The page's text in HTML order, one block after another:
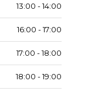
13:00 - 14:00
16:00 - 17:00
17:00 - 18:00
18:00 - 19:00